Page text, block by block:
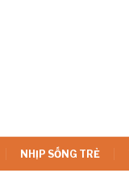
NHỊP SỐNG TRẺ